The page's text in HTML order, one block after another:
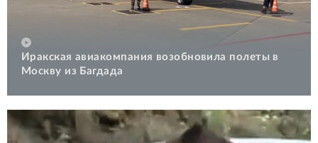
Иракская авиакомпания возобновила полеты в
Москву из Багдада